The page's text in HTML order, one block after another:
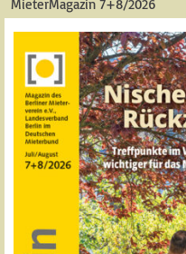
MieterMagazin 7+8/2026